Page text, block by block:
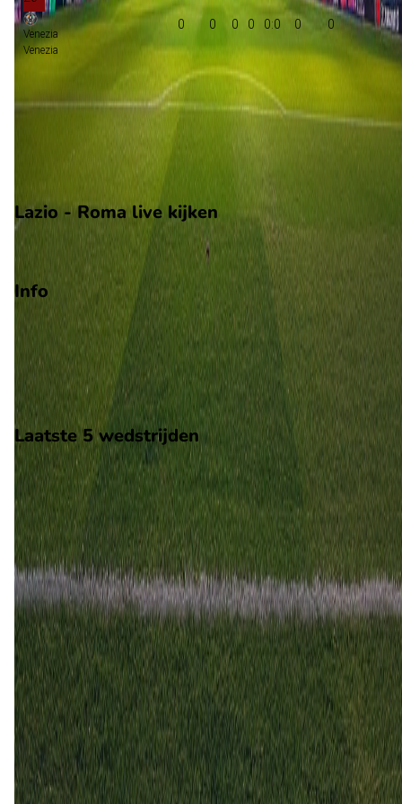
Venezia
Venezia
0 0 0 0 0:0 0 0
Lazio - Roma live kijken
Ziggo Sport
Info
Op 13 december 2026 gaat Lazio de strijd aan met Roma. De
wedstrijd wordt afgetrapt om 17:30 en wordt gespeeld in de
Serie A.
Stadion: Stadio Olimpico, Rome
Scheidsrechter: Onbekend
Laatste 5 wedstrijden
H2H
Lazio
17 mei 2026
Roma
Lazio
20
21 sep 2025
Lazio
Roma
01
13 apr 2025
Lazio
Roma